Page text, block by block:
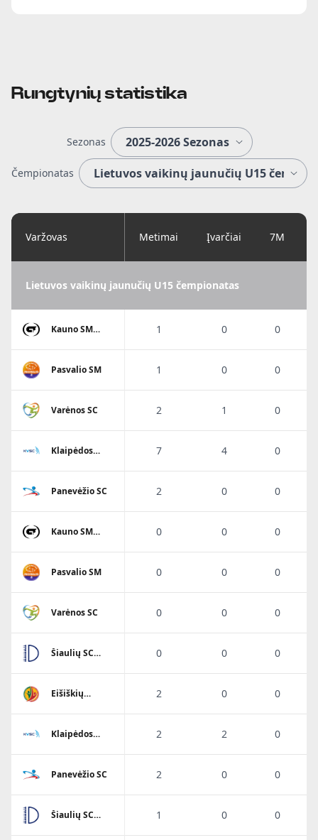
Rungtynių statistika
Sezonas
Čempionatas
Varžovas Metimai Įvarčiai 7M
Lietuvos vaikinų jaunučių U15 čempionatas
Kauno SM
1 0 0
Pasvalio SM 1 0 0
Varėnos SC 2 1 0
Klaipėdos
7 4 0
Panevėžio SC 2 0 0
Kauno SM
0 0 0
Pasvalio SM 0 0 0
Varėnos SC 0 0 0
Šiaulių SC
0 0 0
Eišiškių
SM
2 0 0
Klaipėdos
2 2 0
Panevėžio SC 2 0 0
Šiaulių SC
1 0 0